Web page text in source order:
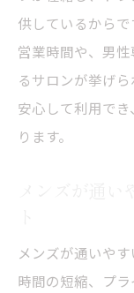
供しているから
営業時間や、男
るサロンが挙げ
安心して利用で
ります。
メンズが通いや
時間の短縮、プラ